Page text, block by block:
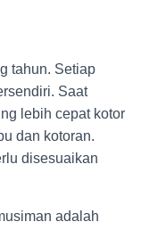
tahun. Setiap
Saat
lebih cepat kotor
dan kotoran.
disesuaikan
adalah